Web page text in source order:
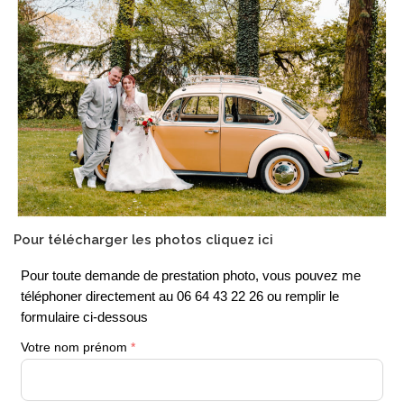
Pour télécharger les photos cliquez ici